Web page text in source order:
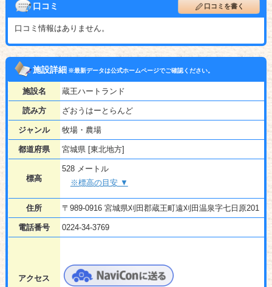
口コミ 口コミを書く
口コミ情報はありません。
施設詳細※最新データは公式ホームページでご確認ください。
施設名 蔵王ハートランド
読み方 ざおうはーとらんど
ジャンル 牧場・農場
都道府県 宮城県 [東北地方]
標高
528 メートル
※標高の目安 ▼
住所 〒989-0916 宮城県刈田郡蔵王町遠刈田温泉字七日原201
電話番号 0224-34-3769
アクセス